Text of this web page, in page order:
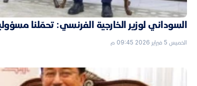
السوداني لوزير الخارجية الفرنسي: تحمّلنا
الخميس 5 فبراير 2026 09:45 م